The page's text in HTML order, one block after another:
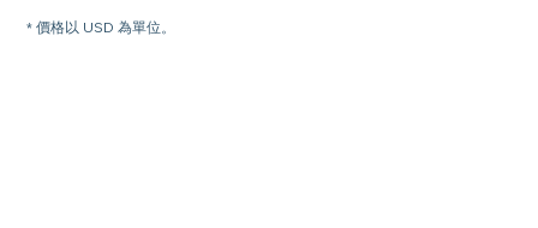
* 價格以 USD 為單位。